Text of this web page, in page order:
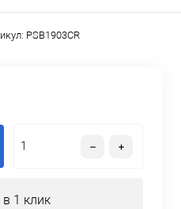
PSB1903CR
1 клик